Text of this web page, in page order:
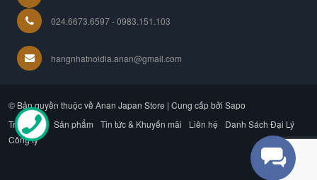
024.6673.6597 - 0983.151.103
hangnhatnoidia.anan@gmail.com
© Bản quyền thuộc về Anan Japan Store | Cung cấp bởi Sapo
Trang chủ Sản phẩm Tin tức & Khuyến mãi Liên hệ
Danh Sách Đại Lý
Công ty